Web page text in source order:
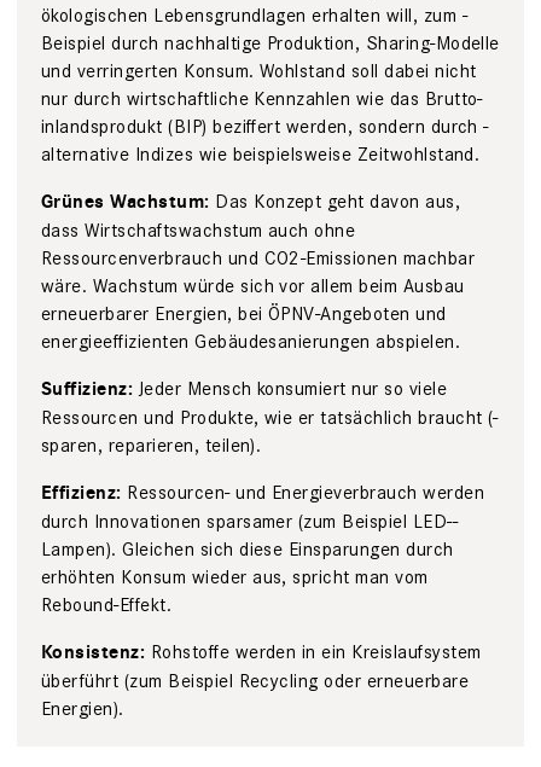
ökologischen Lebensgrundlagen ­erhalten will, zum ­
Beispiel durch nachhaltige Produktion, Sharing-Modelle
und verringerten Konsum. Wohlstand soll dabei nicht
nur durch wirtschaftliche Kennzahlen wie das Brutto­
inlandsprodukt (BIP) beziffert werden, ­sondern durch ­
alternative Indizes wie beispiels­weise Zeitwohlstand.
Grünes Wachstum: Das Konzept geht ­davon aus,
dass Wirtschaftswachstum auch ohne
Ressourcenverbrauch und CO2-Emissionen machbar
wäre. Wachstum würde sich vor allem beim Ausbau
erneuerbarer ­Energien, bei ­ÖPNV-Angeboten und
energieeffizienten ­Gebäudesanierungen abspielen.
Suffizienz:Jeder Mensch ­konsumiert nur so viele
Ressourcen und Produkte, wie er ­tatsächlich braucht (­
sparen, reparieren, teilen).
Effizienz: Ressourcen- und Energie­verbrauch ­werden
durch ­Inno­vationen sparsamer (zum Beispiel LED-­
Lampen). ­Gleichen sich diese Einsparungen durch
erhöhten Konsum ­wieder aus, spricht man vom
Rebound-­Effekt.
Konsistenz: Rohstoffe werden in ein Kreislaufsystem
überführt (zum ­Beispiel Recycling oder erneuerbare
Energien).